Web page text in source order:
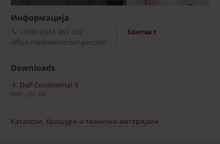
Информациja
Контакт
+389/ (0)33 361 332
office.mk@wienerberger.com
Downloads
DoP Continental 9
PDF - 251 KB
Каталози, брошури и технички материјали